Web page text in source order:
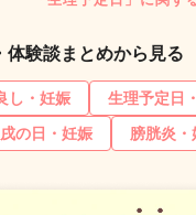
体験談まとめから見る
し・妊娠
生理予定日
戌の日・妊娠 膀胱炎・